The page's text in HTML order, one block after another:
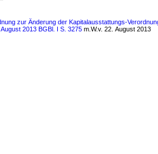
zur Änderung der Kapitalausstattungs-
2013 BGBl. I S. 3275 m.W.v. 22. August 2013